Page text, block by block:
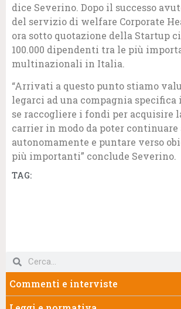
dice Severino. Dopo il successo
del servizio di welfare Corporate
ora sotto quotazione della Startup
100.000 dipendenti tra le più
multinazionali in Italia.
“Arrivati a questo punto stiamo
legarci ad una compagnia specifica
se raccogliere i fondi per acquisire
carrier in modo da poter continuare
autonomamente e puntare verso
più importanti” conclude Severino.
TAG:
Commenti e interviste